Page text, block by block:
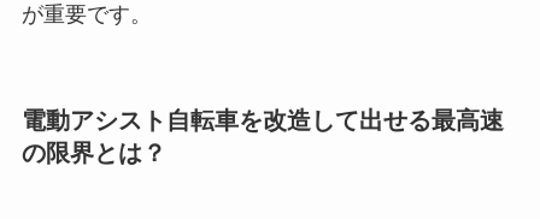
が重要です。
電動アシスト自転車を改造して出せる最高速
の限界とは？